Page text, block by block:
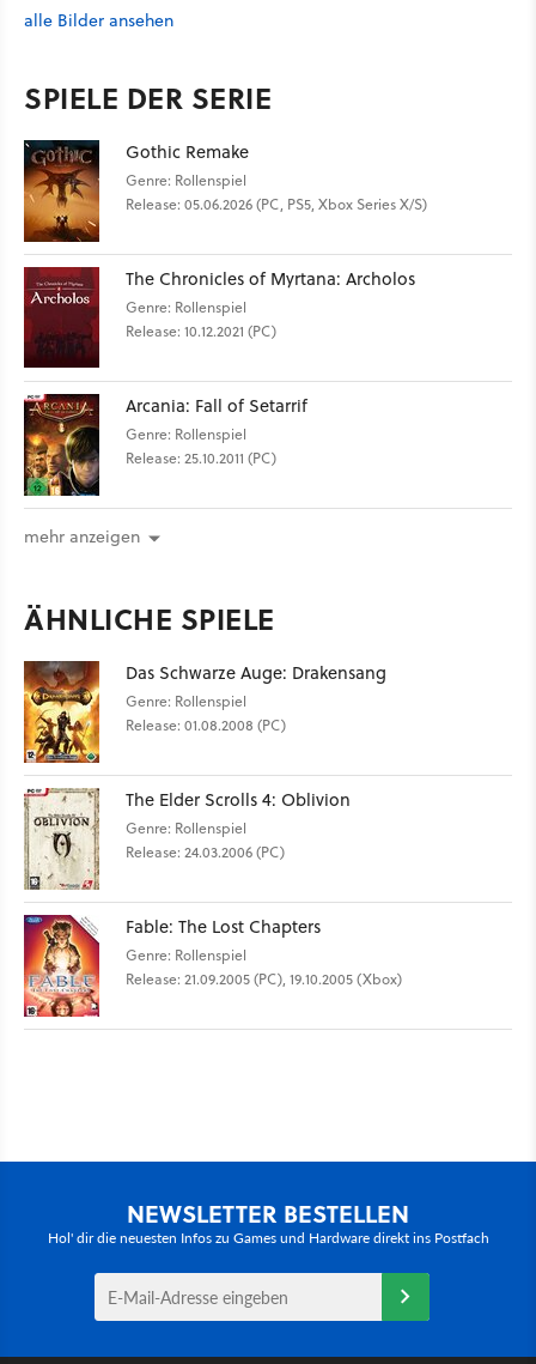
alle Bilder ansehen
SPIELE DER SERIE
Gothic Remake
Genre: Rollenspiel
Release: 05.06.2026 (PC, PS5, Xbox Series X/S)
The Chronicles of Myrtana: Archolos
Genre: Rollenspiel
Release: 10.12.2021 (PC)
Arcania: Fall of Setarrif
Genre: Rollenspiel
Release: 25.10.2011 (PC)
mehr anzeigen
ÄHNLICHE SPIELE
Das Schwarze Auge: Drakensang
Genre: Rollenspiel
Release: 01.08.2008 (PC)
The Elder Scrolls 4: Oblivion
Genre: Rollenspiel
Release: 24.03.2006 (PC)
Fable: The Lost Chapters
Genre: Rollenspiel
Release: 21.09.2005 (PC), 19.10.2005 (Xbox)
NEWSLETTER BESTELLEN
Hol' dir die neuesten Infos zu Games und Hardware direkt ins Postfach